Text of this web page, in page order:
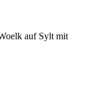
auf Sylt mit